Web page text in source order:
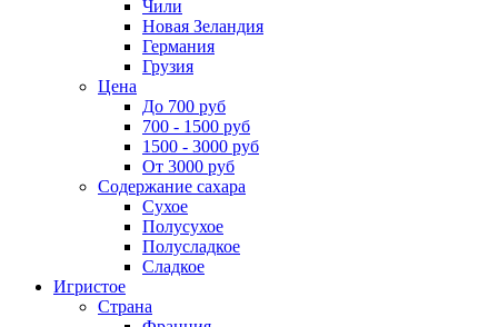
Чили
Новая Зеландия
Германия
Грузия
Цена
До 700 руб
700 - 1500 руб
1500 - 3000 руб
От 3000 руб
Содержание сахара
Сухое
Полусухое
Полусладкое
Сладкое
Игристое
Страна